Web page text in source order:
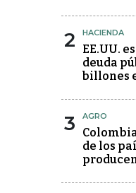
2 HACIENDA
EE.UU.
deuda
billones
3 AGRO
de los